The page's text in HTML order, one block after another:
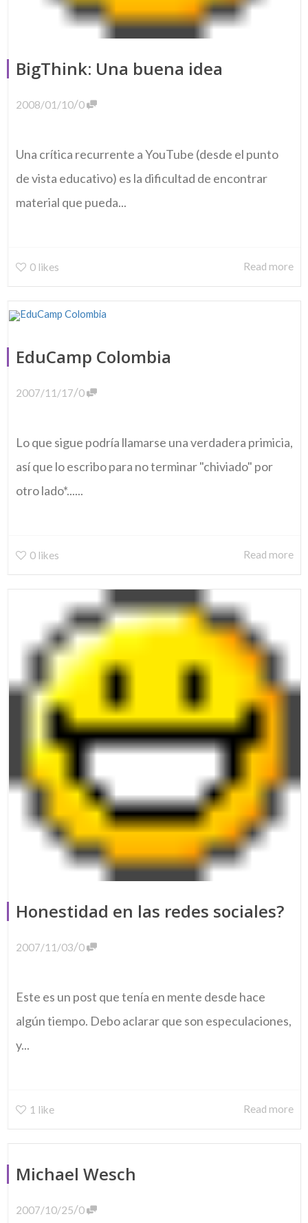
BigThink: Una buena idea
2008/01/10/0
Una crítica recurrente a YouTube (desde el punto
de vista educativo) es la dificultad de encontrar
material que pueda...
0 likes Read more
EduCamp Colombia
2007/11/17/0
Lo que sigue podría llamarse una verdadera primicia,
así que lo escribo para no terminar "chiviado" por
otro lado*......
0 likes Read more
Honestidad en las redes sociales?
2007/11/03/0
Este es un post que tenía en mente desde hace
algún tiempo. Debo aclarar que son especulaciones,
y...
1 like Read more
Michael Wesch
2007/10/25/0